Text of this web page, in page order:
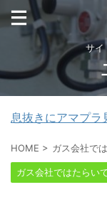
サイ
息抜きにアマプラ
HOME > ガス会社で
ガス会社ではたらい